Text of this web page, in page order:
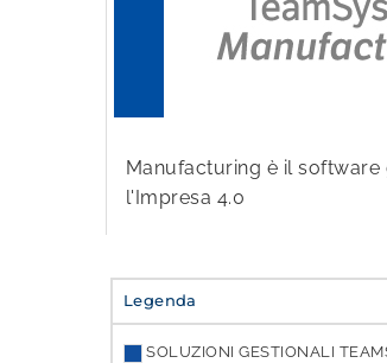
Manufacturing è il software
l'Impresa 4.0
Legenda
SOLUZIONI GESTIONALI